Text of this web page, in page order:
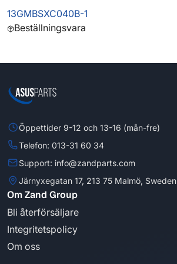
13GMBSXC040B-1
Beställningsvara
Öppettider 9-12 och 13-16 (mån-fre)
Telefon: 013-31 60 34
Support: info@zandparts.com
Järnyxegatan 17, 213 75 Malmö, Sweden
Om Zand Group
Bli återförsäljare
Integritetspolicy
Om oss